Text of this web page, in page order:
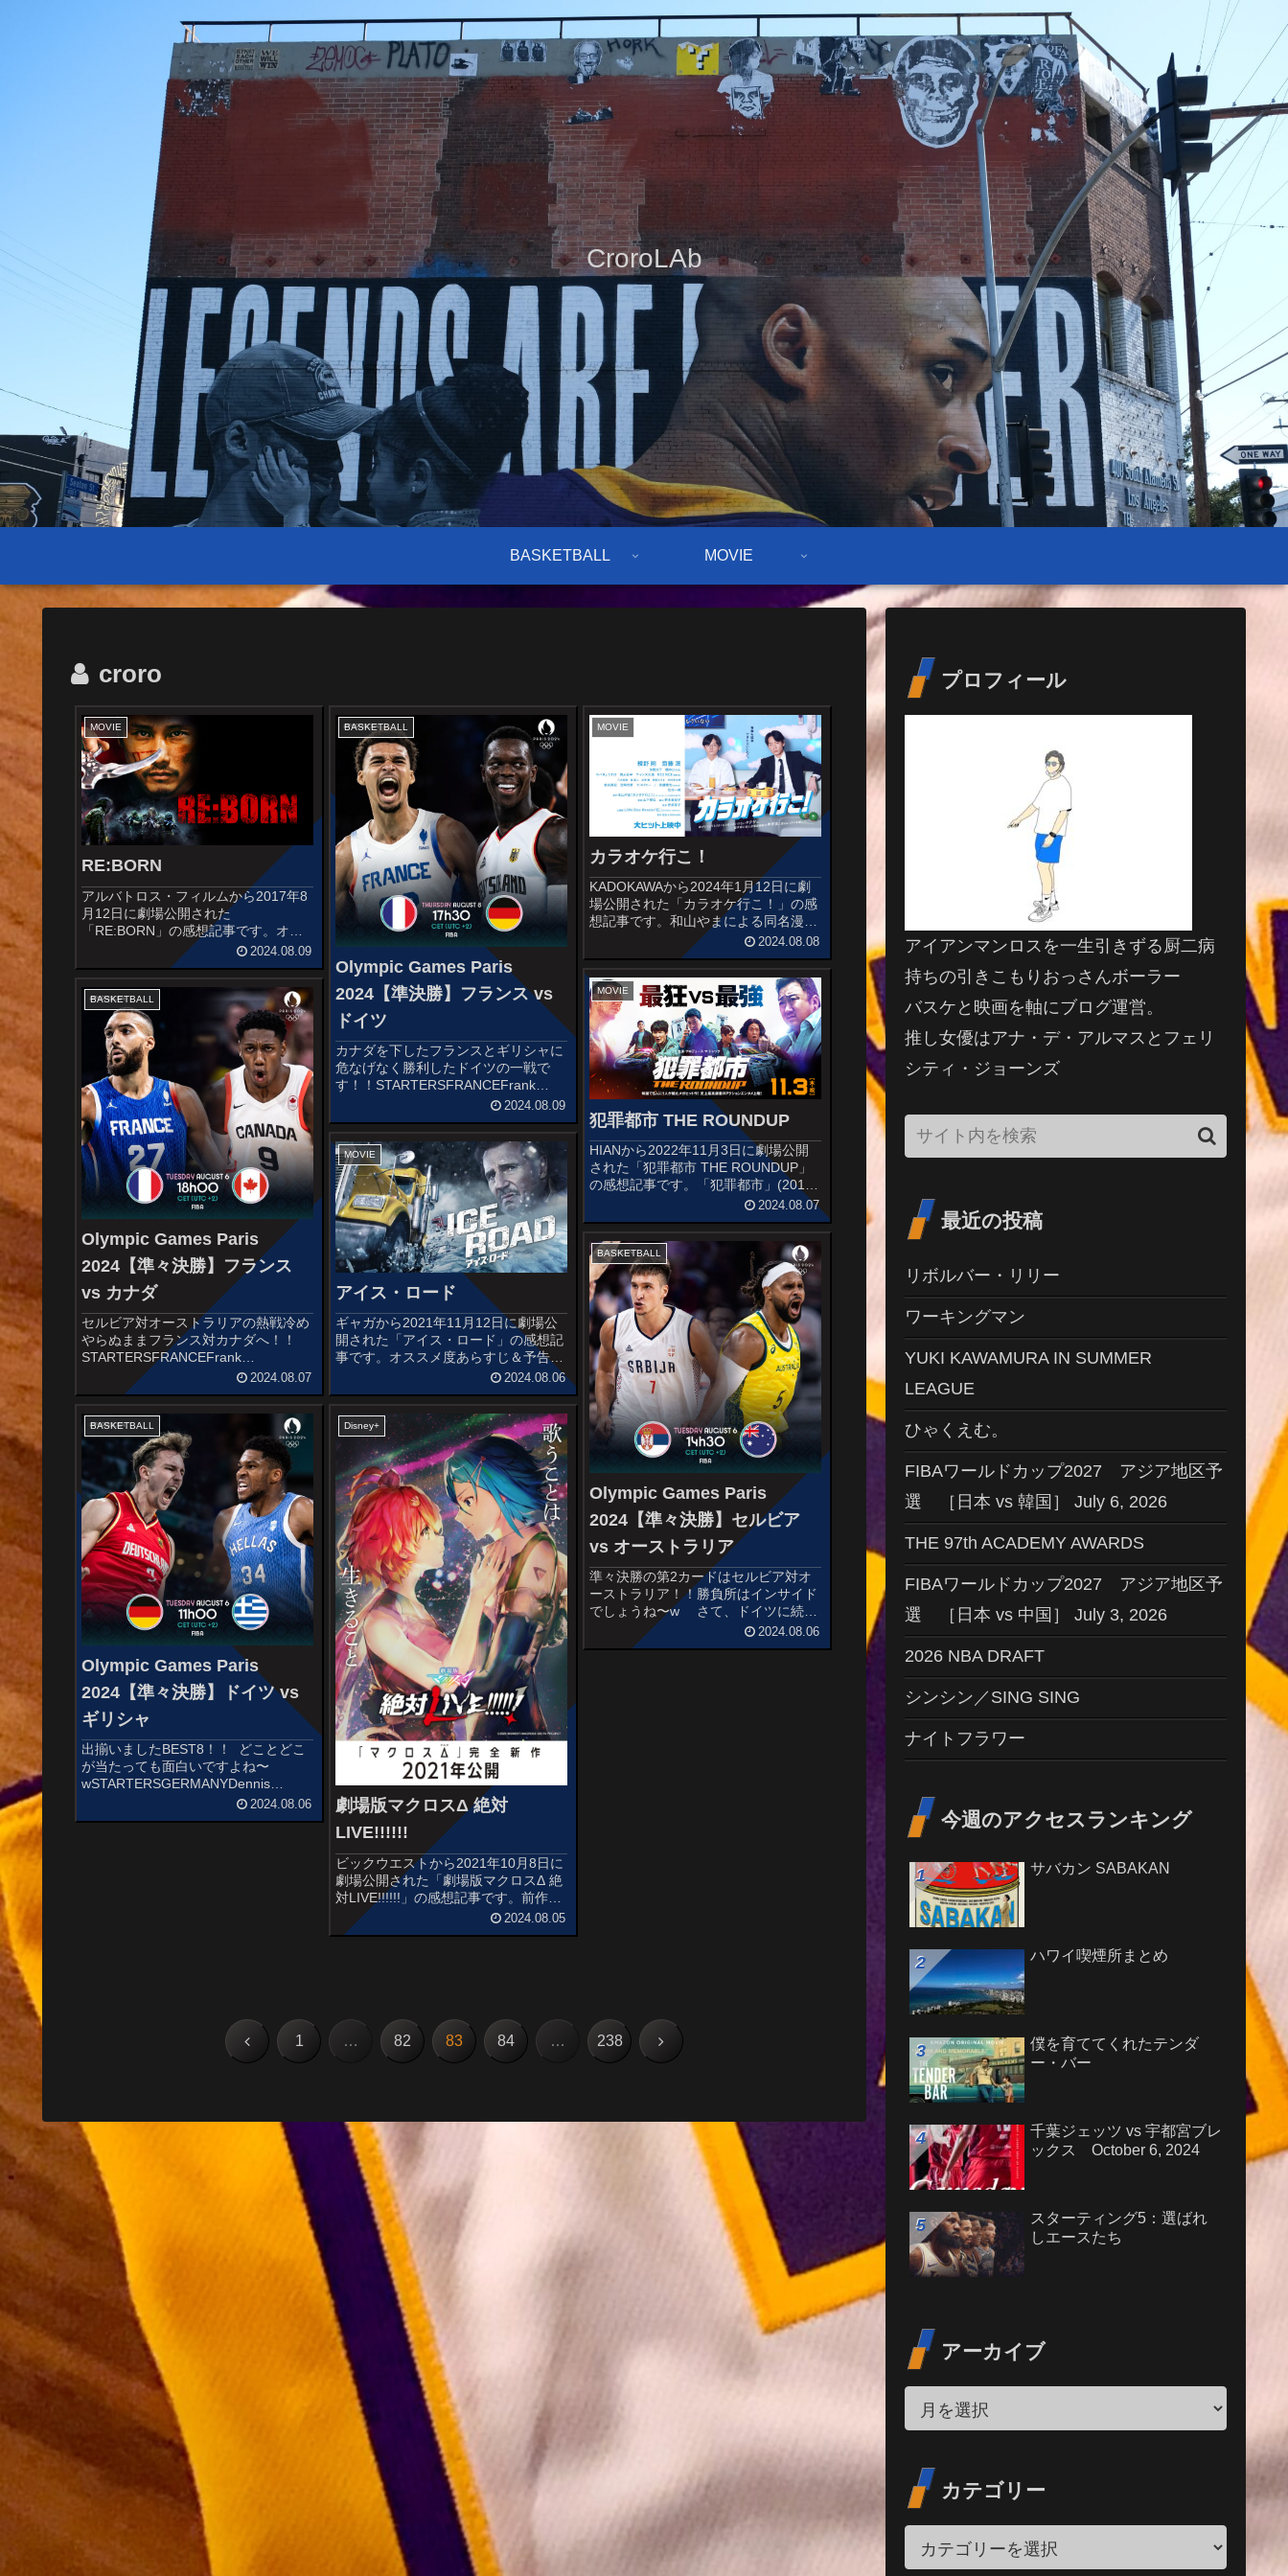
CroroLAb
BASKETBALL MOVIE
croro
MOVIE
RE:BORN
アルバトロス・フィルムから2017年8
月12日に劇場公開された
「RE:BORN」の感想記事です。オス
スメ度あらすじ＆予告編幼い少女サチ
と慎ましく暮らす男・黒田敏郎。
彼には、最強とうたわれた特殊傭兵部
隊に属しながら、自らの手でその部隊
をほ...
2024.08.09
BASKETBALL
Olympic Games Paris
2024【準決勝】フランス vs
ドイツ
カナダを下したフランスとギリシャに
危なげなく勝利したドイツの一戦で
す！！STARTERSFRANCEFrank
NtilikinaIsaïa CordinierNicolas
BatumGuerschon YabuseleVictor
We...
2024.08.09
MOVIE
カラオケ行こ！
KADOKAWAから2024年1月12日に劇
場公開された「カラオケ行こ！」の感
想記事です。和山やまによる同名漫画
の実写映像化作品です。オススメ度あ
らすじ＆予告編中学校で合唱部の部長
を務める岡聡実は、ある日突然、見知
らぬヤクザの成田狂児からカ...
2024.08.08
MOVIE
犯罪都市 THE ROUNDUP
HIANから2022年11月3日に劇場公開
された「犯罪都市 THE ROUNDUP」
の感想記事です。「犯罪都市」(2017)
の続編で、型破りな刑事が犯罪組織を
相手に繰り広げる壮絶な戦いを描き韓
国で大ヒットを記録したクライムアク
ション作品で...
2024.08.07
BASKETBALL
Olympic Games Paris
2024【準々決勝】フランス
vs カナダ
セルビア対オーストラリアの熱戦冷め
やらぬままフランス対カナダへ！！
STARTERSFRANCEFrank
NtilikinaIsaïa CordinierNicolas
BatumGuerschon YabuseleVictor
Wemba...
2024.08.07
MOVIE
アイス・ロード
ギャガから2021年11月12日に劇場公
開された「アイス・ロード」の感想記
事です。オススメ度あらすじ＆予告編
カナダのダイヤモンド鉱山で爆発事故
が起こり、作業員26人が地下に閉じ込
められた。事故現場に充満したガスを
抜くための30トンもの救出装...
2024.08.06
BASKETBALL
Olympic Games Paris
2024【準々決勝】セルビア
vs オーストラリア
準々決勝の第2カードはセルビア対オ
ーストラリア！！勝負所はインサイド
でしょうね〜w さて、ドイツに続く
のはどちらか！！
STARTERSSERBIAOgnjen
2024.08.06
BASKETBALL
Olympic Games Paris
2024【準々決勝】ドイツ vs
ギリシャ
出揃いましたBEST8！！ どことどこ
が当たっても面白いですよね〜
wSTARTERSGERMANYDennis
SchroderAndi ObstJohannes
VoigtmannDaniel TheisFranz
2024.08.06
Disney+
劇場版マクロスΔ 絶対
LIVE!!!!!!
ビックウエストから2021年10月8日に
劇場公開された「劇場版マクロスΔ 絶
対LIVE!!!!!!」の感想記事です。前作
「マクロスF」から8年後を舞台に、
人々を狂暴化させる謎の病「ヴァール
2024.08.05
前 1 … 82 83 84 … 238 次
プロフィール
アイアンマンロスを一生引きずる厨二病
持ちの引きこもりおっさんボーラー
バスケと映画を軸にブログ運営。
推し女優はアナ・デ・アルマスとフェリ
シティ・ジョーンズ
最近の投稿
リボルバー・リリー
ワーキングマン
YUKI KAWAMURA IN SUMMER
LEAGUE
ひゃくえむ。
FIBAワールドカップ2027 アジア地区予
選 ［日本 vs 韓国］ July 6, 2026
THE 97th ACADEMY AWARDS
FIBAワールドカップ2027 アジア地区予
選 ［日本 vs 中国］ July 3, 2026
2026 NBA DRAFT
シンシン／SING SING
ナイトフラワー
今週のアクセスランキング
サバカン SABAKAN
ハワイ喫煙所まとめ
僕を育ててくれたテンダ
ー・バー
千葉ジェッツ vs 宇都宮ブレ
ックス October 6, 2024
スターティング5：選ばれ
しエースたち
アーカイブ
カテゴリー